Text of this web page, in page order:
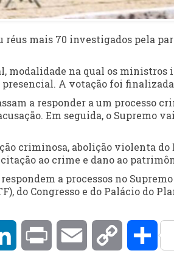
réus mais 70 investigados pela
modalidade na qual os ministros
A votação foi finalizada
a responder a um processo
Em seguida, o Supremo
criminosa, abolição violenta
ao crime e dano ao
a processos no
do Congresso e do Palácio do
LinkedInPrint Email Copy